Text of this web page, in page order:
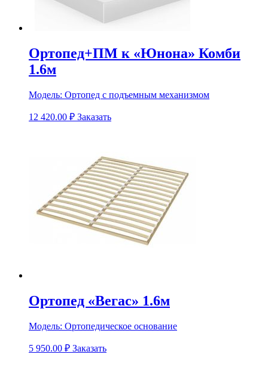
Ортопед+ПМ к «Юнона» Комби
1.6м
Модель: Ортопед с подъемным механизмом
12 420.00 ₽ Заказать
Ортопед «Вегас» 1.6м
Модель: Ортопедическое основание
5 950.00 ₽ Заказать